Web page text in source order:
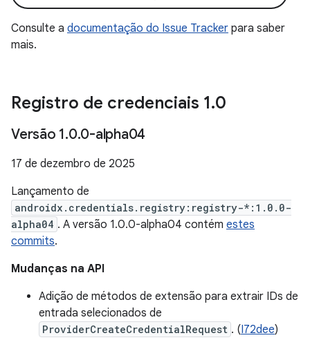
Consulte a documentação do Issue Tracker para saber
mais.
Registro de credenciais 1.0
Versão 1.0.0-alpha04
17 de dezembro de 2025
Lançamento de
androidx.credentials.registry:registry-*:1.0.0-
alpha04 . A versão 1.0.0-alpha04 contém estes
commits.
Mudanças na API
Adição de métodos de extensão para extrair IDs de
entrada selecionados de
ProviderCreateCredentialRequest . (I72dee)